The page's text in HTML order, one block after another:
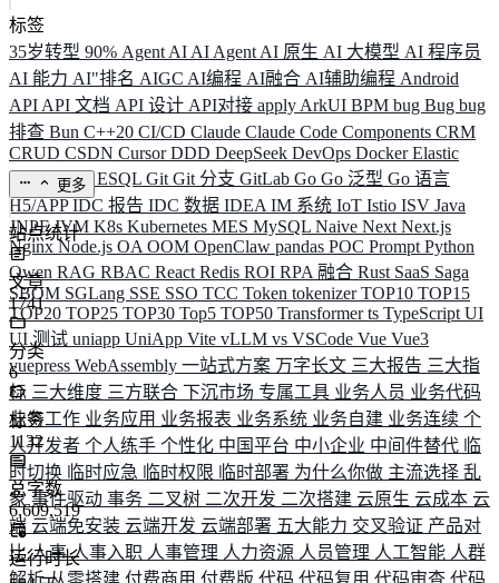
标签
35岁转型 90% Agent AI AI Agent AI 原生 AI 大模型 AI 程序员
AI 能力 AI"排名 AIGC AI编程 AI融合 AI辅助编程 Android
API API 文档 API 设计 API对接 apply ArkUI BPM bug Bug bug
排查 Bun C++20 CI/CD Claude Claude Code Components CRM
CRUD CSDN CursorDDD DeepSeek DevOps DockerElastic
ELK ElysiaESQL Git Git 分支 GitLab Go Go 泛型 Go 语言
H5/APPIDC 报告 IDC 数据 IDEA IM 系统 IoT Istio ISV Java
JNPFJVM K8s Kubernetes MES MySQL Naive Next Next.js
NginxNode.js OA OOM OpenClaw pandas POC Prompt Python
Qwen RAG RBAC React Redis ROI RPA 融合 Rust SaaS Saga
SBOM SGLang SSE SSO TCC Token tokenizerTOP10 TOP15
TOP20 TOP25 TOP30 Top5 TOP50 Transformerts TypeScript UI
UI 测试 uniapp UniApp Vite vLLM vs VSCode Vue Vue3
vuepress WebAssembly 一站式方案 万字长文 三大报告 三大指
标 三大维度 三方联合 下沉市场 专属工具 业务人员 业务代码
业务工作 业务应用 业务报表 业务系统 业务自建 业务连续 个
人开发者 个人练手 个性化 中国平台 中小企业 中间件替代 临
时切换 临时应急 临时权限 临时部署 为什么你做 主流选择 乱
象 事件驱动 事务 二叉树 二次开发 二次搭建 云原生 云成本 云
端 云端免安装 云端开发 云端部署 五大能力 交叉验证 产品对
比人事人事入职 人事管理 人力资源 人员管理 人工智能 人群
解析从零搭建 付费商用 付费版 代码 代码复用 代码审查 代码
更多
站点统计
文章
1741
分类
6
标签
1132
总字数
6,609,519
运行时长